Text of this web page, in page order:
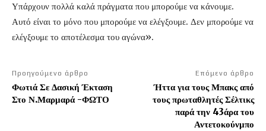
Υπάρχουν πολλά καλά πράγματα που μπορούμε να κάνουμε.
Αυτό είναι το μόνο που μπορούμε να ελέγξουμε. Δεν μπορούμε να
ελέγξουμε το αποτέλεσμα του αγώνα».
Προηγούμενο άρθρο
Φωτιά Σε Δασική Έκταση
Στο Ν.Μαρμαρά -ΦΩΤΟ
Επόμενο άρθρο
Ήττα για τους Μπακς από
τους πρωταθλητές Σέλτικς
παρά την 43άρα του
Αντετοκούνμπο